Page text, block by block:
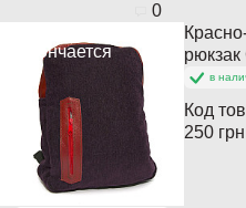
0
Кончается
в
Код
250 грн